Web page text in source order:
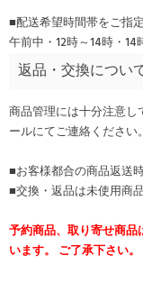
■配送希望時間帯をご指
午前中・12時～14時・14
返品・交換につい
商品管理には十分注意
ールにてご連絡ください。
■お客様都合の商品返送
■交換・返品は未使用商
予約商品、取り寄せ商
います。 ご了承下さい。